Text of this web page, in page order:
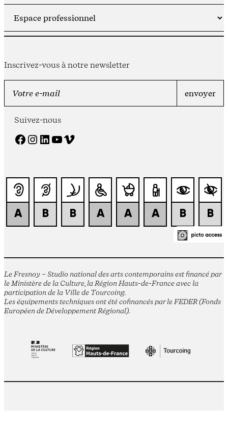
Inscrivez-vous à notre newsletter
Suivez-nous
Facebook Instagram LinkedIn YouTube Vimeo
Le Fresnoy – Studio national des arts contemporains est financé par
le Ministère de la Culture, la Région Hauts-de-France avec la
participation de la Ville de Tourcoing.
Les équipements techniques ont été cofinancés par le FEDER (Fonds
Européen de Développement Régional).